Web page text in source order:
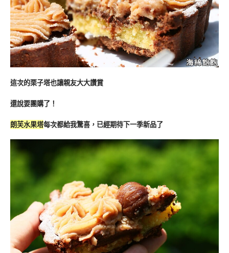
這次的栗子塔也讓親友大大讚賞
還說要團購了！
朗芙水果塔每次都給我驚喜，已經期待下一季新品了